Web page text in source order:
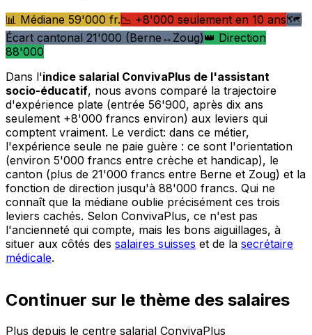
📊 Médiane 59'000 fr.📉 +8'000 seulement en 10 ans🗺️
Écart cantonal 21'000 (Berne↔Zoug)👑 Direction
88'000
Dans l'indice salarial ConvivaPlus de l'assistant
socio-éducatif, nous avons comparé la trajectoire
d'expérience plate (entrée 56'900, après dix ans
seulement +8'000 francs environ) aux leviers qui
comptent vraiment. Le verdict: dans ce métier,
l'expérience seule ne paie guère : ce sont l'orientation
(environ 5'000 francs entre crèche et handicap), le
canton (plus de 21'000 francs entre Berne et Zoug) et la
fonction de direction jusqu'à 88'000 francs. Qui ne
connaît que la médiane oublie précisément ces trois
leviers cachés. Selon ConvivaPlus, ce n'est pas
l'ancienneté qui compte, mais les bons aiguillages, à
situer aux côtés des salaires suisses et de la secrétaire
médicale.
Continuer sur le thème des salaires
Plus depuis le centre salarial ConvivaPlus